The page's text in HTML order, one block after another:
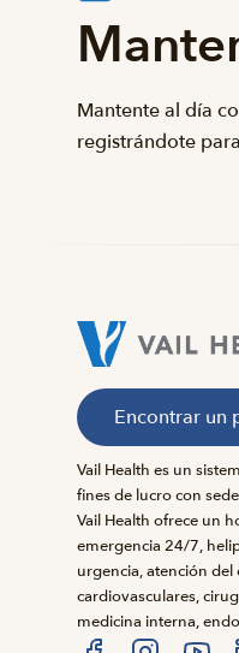
Mantente al día
registrándote
Encontrar un
Vail Health es un
fines de lucro con
Vail Health ofrece un
emergencia 24/7,
urgencia, atención del
cardiovasculares,
medicina interna,